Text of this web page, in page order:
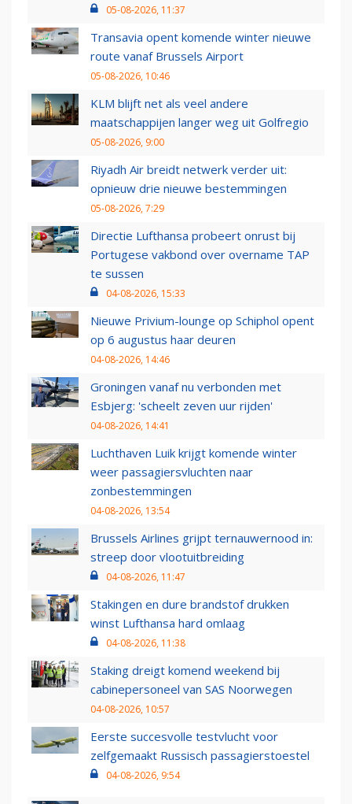
05-08-2026, 11:37
Transavia opent komende winter nieuwe
route vanaf Brussels Airport
05-08-2026, 10:46
KLM blijft net als veel andere
maatschappijen langer weg uit Golfregio
05-08-2026, 9:00
Riyadh Air breidt netwerk verder uit:
opnieuw drie nieuwe bestemmingen
05-08-2026, 7:29
Directie Lufthansa probeert onrust bij
Portugese vakbond over overname TAP
te sussen
04-08-2026, 15:33
Nieuwe Privium-lounge op Schiphol opent
op 6 augustus haar deuren
04-08-2026, 14:46
Groningen vanaf nu verbonden met
Esbjerg: 'scheelt zeven uur rijden'
04-08-2026, 14:41
Luchthaven Luik krijgt komende winter
weer passagiersvluchten naar
zonbestemmingen
04-08-2026, 13:54
Brussels Airlines grijpt ternauwernood in:
streep door vlootuitbreiding
04-08-2026, 11:47
Stakingen en dure brandstof drukken
winst Lufthansa hard omlaag
04-08-2026, 11:38
Staking dreigt komend weekend bij
cabinepersoneel van SAS Noorwegen
04-08-2026, 10:57
Eerste succesvolle testvlucht voor
zelfgemaakt Russisch passagierstoestel
04-08-2026, 9:54